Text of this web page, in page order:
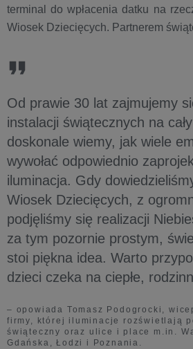
terminal do wpłacenia datku na
Wiosek Dziecięcych. Partnerem
Od prawie 30 lat zajmujemy
instalacji świątecznych na
doskonale wiemy, jak wiele
wywołać odpowiednio
iluminacja. Gdy
Wiosek Dziecięcych, z
podjęliśmy się realizacji
za tym pozornie prostym,
stoi piękna idea. Warto
dzieci czeka na ciepłe,
– opowiada Tomasz Podogrocki,
firmy, której iluminacje rozświetlają
świąteczny oraz ulice i place m.in.
Gdańska, Łodzi i Poznania.